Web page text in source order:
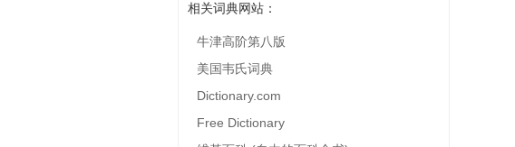
相关词典网站：
牛津高阶第八版
美国韦氏词典
Dictionary.com
Free Dictionary